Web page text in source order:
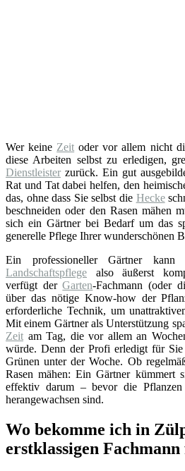
Wer keine Zeit oder vor allem nicht
diese Arbeiten selbst zu erledigen,
Dienstleister zurück. Ein gut
Rat und Tat dabei helfen, den
das, ohne dass Sie selbst die Hecke
beschneiden oder den Rasen mähen
sich ein Gärtner bei Bedarf um das
generelle Pflege Ihrer wunderschönen
Ein professioneller Gärtner
Landschaftspflege also äußerst
verfügt derGarten-Fachmann (oder
über das nötige Know-how der
erforderliche Technik, um
Mit einem Gärtner als Unterstützung
Zeit am Tag, die vor allem an
würde. Denn der Profi erledigt für
Grünen unter der Woche. Ob
Rasen mähen: Ein Gärtner kümmert
effektiv darum – bevor die
herangewachsen sind.
Wo bekomme ich in
erstklassigen